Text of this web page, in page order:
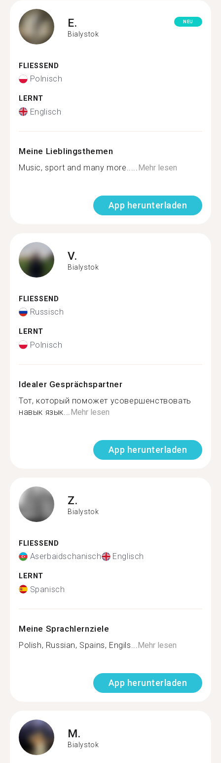
E.
Bialystok
NEU
FLIESSEND
Polnisch
LERNT
Englisch
Meine Lieblingsthemen
Music, sport and many more..... Mehr lesen
App herunterladen
V.
Bialystok
FLIESSEND
Russisch
LERNT
Polnisch
Idealer Gesprächspartner
Тот, который поможет усовершенствовать
навык язык... Mehr lesen
App herunterladen
Z.
Bialystok
FLIESSEND
Aserbaidschanisch Englisch
LERNT
Spanisch
Meine Sprachlernziele
Polish, Russian, Spains, Engils... Mehr lesen
App herunterladen
M.
Bialystok